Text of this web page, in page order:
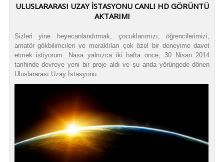
ULUSLARARASI UZAY İSTASYONU CANLI HD GÖRÜNTÜ
AKTARIMI
Sizleri yine heyecanlandırmak, çocuklarımızı, öğrencilerimizi,
amatör gökbilimcileri ve meraklıları çok özel bir deneyime davet
etmek istiyorum. Nasa yalnızca iki hafta önce, 30 Nisan 2014
tarihinde devreye yeni bir proje aldı ve şu anda yörüngede dönen
Uluslararası Uzay İstasyonu...